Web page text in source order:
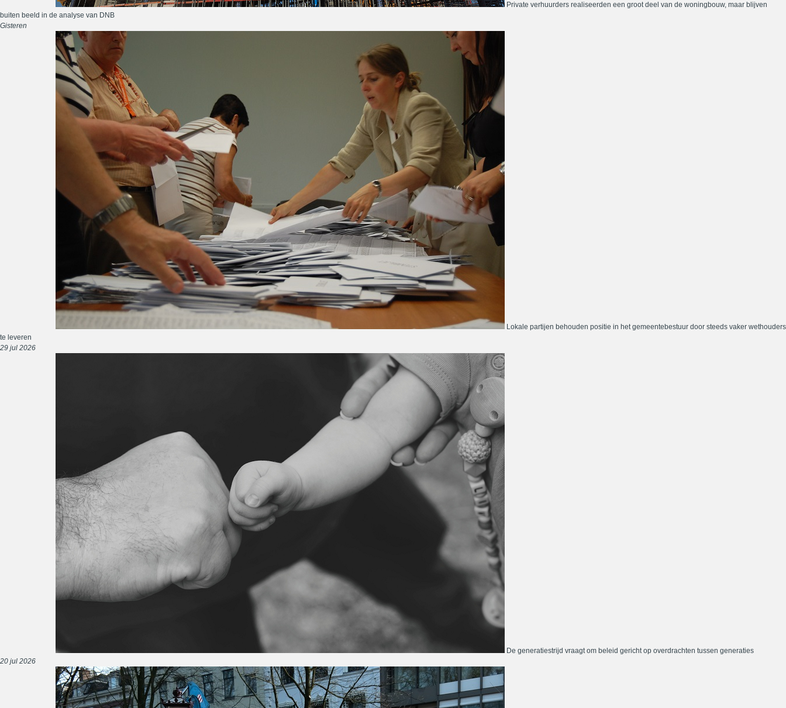
Private verhuurders realiseerden een groot deel van de woningbouw, maar blijven
buiten beeld in de analyse van DNB
Gisteren
Lokale partijen behouden positie in het gemeentebestuur door steeds vaker wethouders
te leveren
29 jul 2026
De generatiestrijd vraagt om beleid gericht op overdrachten tussen generaties
20 jul 2026